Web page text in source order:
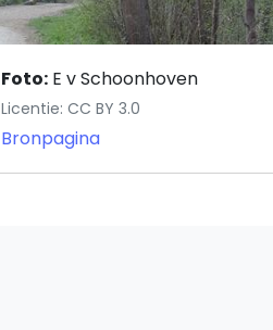
Foto: E v Schoonhoven
Licentie: CC BY 3.0
Bronpagina